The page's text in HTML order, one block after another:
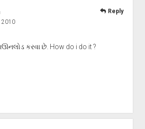
2010
કરવા છે. How do i do it ?
Reply